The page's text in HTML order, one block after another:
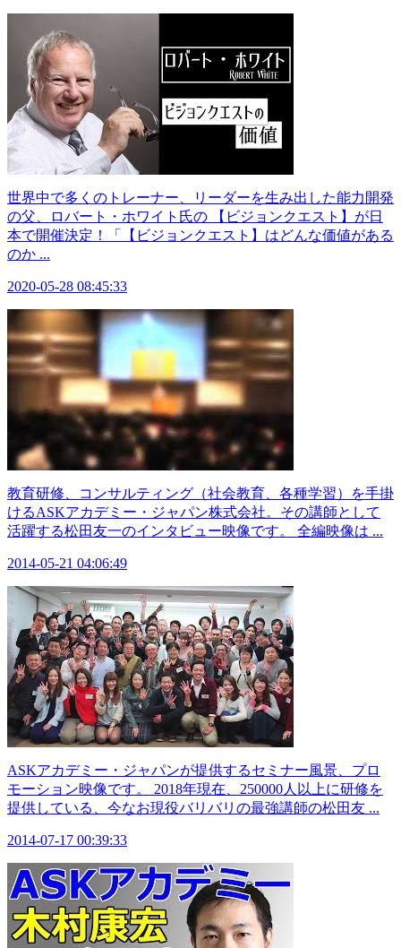
世界中で多くのトレーナー、リーダーを生み出した能力開発
の父、ロバート・ホワイト氏の 【ビジョンクエスト】が日
本で開催決定！「【ビジョンクエスト】はどんな価値がある
のか ...
2020-05-28 08:45:33
教育研修、コンサルティング（社会教育、各種学習）を手掛
けるASKアカデミー・ジャパン株式会社。その講師として
活躍する松田友一のインタビュー映像です。 全編映像は ...
2014-05-21 04:06:49
ASKアカデミー・ジャパンが提供するセミナー風景、プロ
モーション映像です。 2018年現在、250000人以上に研修を
提供している、今なお現役バリバリの最強講師の松田友 ...
2014-07-17 00:39:33